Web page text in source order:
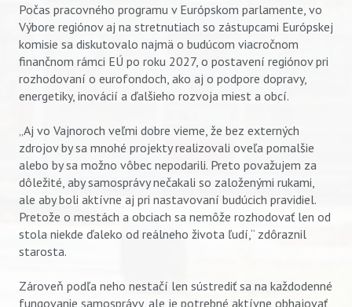
Počas pracovného programu v Európskom parlamente, vo
Výbore regiónov aj na stretnutiach so zástupcami Európskej
komisie sa diskutovalo najmä o budúcom viacročnom
finančnom rámci EÚ po roku 2027, o postavení regiónov pri
rozhodovaní o eurofondoch, ako aj o podpore dopravy,
energetiky, inovácií a ďalšieho rozvoja miest a obcí.
„Aj vo Vajnoroch veľmi dobre vieme, že bez externých
zdrojov by sa mnohé projekty realizovali oveľa pomalšie
alebo by sa možno vôbec nepodarili. Preto považujem za
dôležité, aby samosprávy nečakali so založenými rukami,
ale aby boli aktívne aj pri nastavovaní budúcich pravidiel.
Pretože o mestách a obciach sa nemôže rozhodovať len od
stola niekde ďaleko od reálneho života ľudí,“ zdôraznil
starosta.
Zároveň podľa neho nestačí len sústrediť sa na každodenné
fungovanie samosprávy, ale je potrebné aktívne obhajovať